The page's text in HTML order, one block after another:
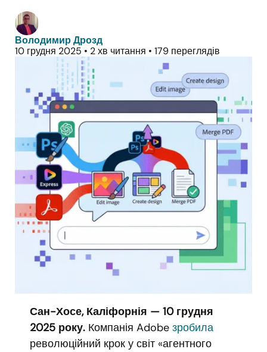
Володимир Дрозд
10 грудня 2025 • 2 хв читання • 179 переглядів
Сан-Хосе, Каліфорнія — 10 грудня
2025 року. Компанія Adobe зробила
революційний крок у світ «агентного